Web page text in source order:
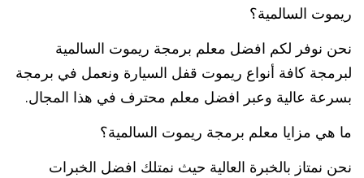
ريموت السالمية؟
نحن نوفر لكم افضل معلم برمجة ريموت السالمية
لبرمجة كافة أنواع ريموت قفل السيارة ونعمل في برمجة
بسرعة عالية وعبر افضل معلم محترف في هذا المجال.
ما هي مزايا معلم برمجة ريموت السالمية؟
نحن نمتاز بالخبرة العالية حيث نمتلك افضل الخبرات